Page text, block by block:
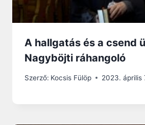
A hallgatás és a csend
Nagyböjti ráhangoló
Szerző: Kocsis Fülöp 2023. április